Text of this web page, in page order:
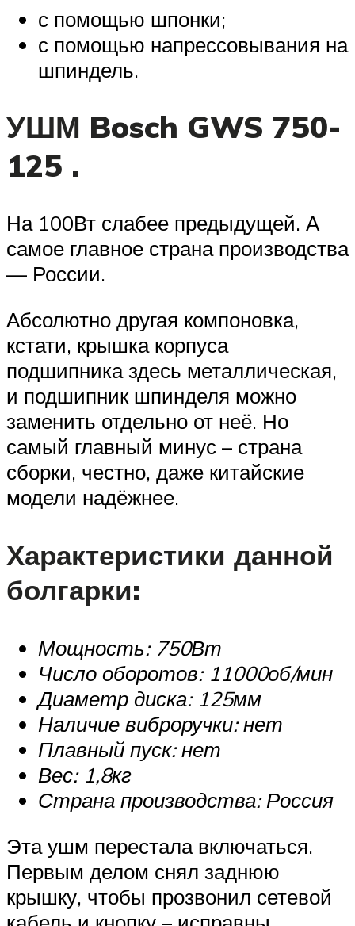
с помощью шпонки;
с помощью напрессовывания на
шпиндель.
УШМ Bosch GWS 750-
125 .
На 100Вт слабее предыдущей. А
самое главное страна производства
— России.
Абсолютно другая компоновка,
кстати, крышка корпуса
подшипника здесь металлическая,
и подшипник шпинделя можно
заменить отдельно от неё. Но
самый главный минус – страна
сборки, честно, даже китайские
модели надёжнее.
Характеристики данной
болгарки:
Мощность: 750Вт
Число оборотов: 11000об/мин
Диаметр диска: 125мм
Наличие виброручки: нет
Плавный пуск: нет
Вес: 1,8кг
Страна производства: Россия
Эта ушм перестала включаться.
Первым делом снял заднюю
крышку, чтобы прозвонил сетевой